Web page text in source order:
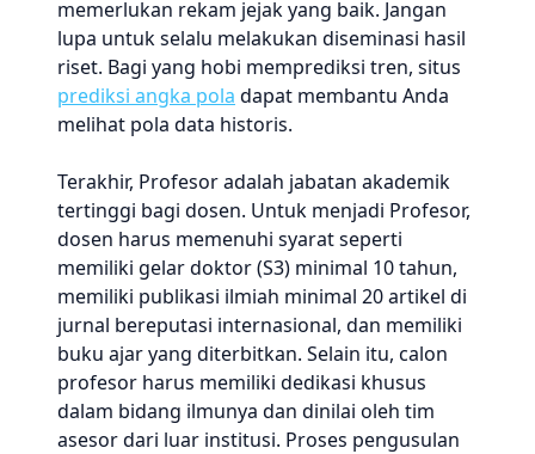
memerlukan rekam jejak yang baik. Jangan
lupa untuk selalu melakukan diseminasi hasil
riset. Bagi yang hobi memprediksi tren, situs
prediksi angka pola dapat membantu Anda
melihat pola data historis.
Terakhir, Profesor adalah jabatan akademik
tertinggi bagi dosen. Untuk menjadi Profesor,
dosen harus memenuhi syarat seperti
memiliki gelar doktor (S3) minimal 10 tahun,
memiliki publikasi ilmiah minimal 20 artikel di
jurnal bereputasi internasional, dan memiliki
buku ajar yang diterbitkan. Selain itu, calon
profesor harus memiliki dedikasi khusus
dalam bidang ilmunya dan dinilai oleh tim
asesor dari luar institusi. Proses pengusulan